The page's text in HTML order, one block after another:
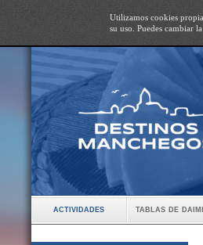
Utilizamos cookies
su uso. Puedes cambiar
actividades tablas de